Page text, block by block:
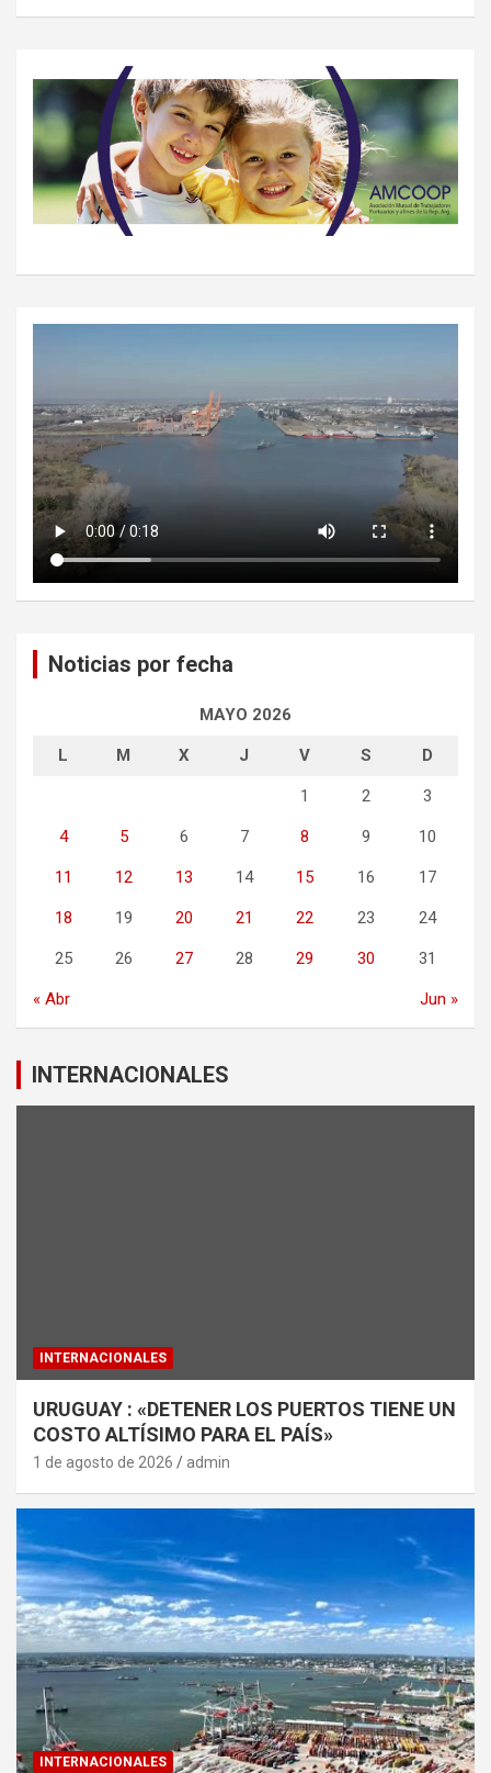
Noticias por fecha
MAYO 2026
L M X J V S D
1 2 3
4 5 6 7 8 9 10
11 12 13 14 15 16 17
18 19 20 21 22 23 24
25 26 27 28 29 30 31
« Abr Jun »
INTERNACIONALES
INTERNACIONALES
URUGUAY : «DETENER LOS PUERTOS TIENE UN
COSTO ALTÍSIMO PARA EL PAÍS»
1 de agosto de 2026 admin
INTERNACIONALES